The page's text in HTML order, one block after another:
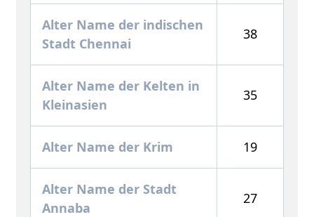
Alter Name der indischen
Stadt Chennai
38
Alter Name der Kelten in
Kleinasien
35
Alter Name der Krim 19
Alter Name der Stadt
Annaba
27